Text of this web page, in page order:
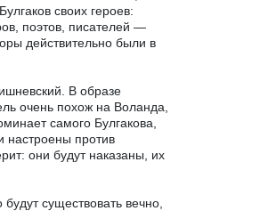
своих героев:
поэтов, писателей —
действительно были в
В образе
очень похож на Воланда,
самого Булгакова,
настроены против
они будут наказаны, их
существовать вечно,